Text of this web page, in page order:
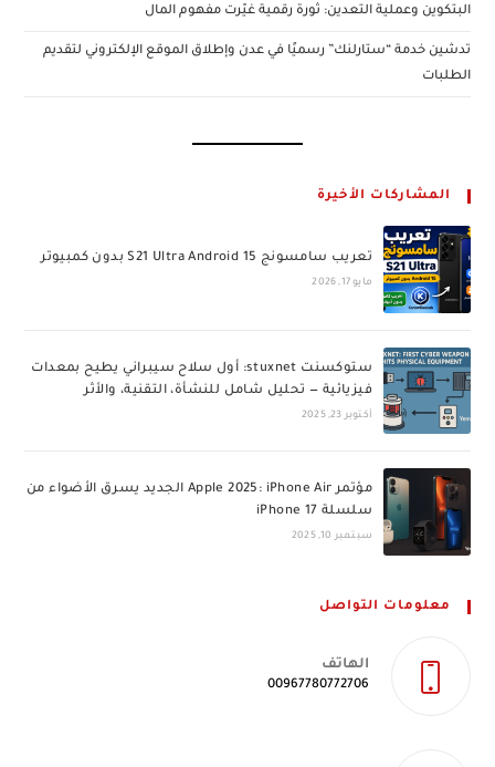
البتكوين وعملية التعدين: ثورة رقمية غيّرت مفهوم المال
تدشين خدمة “ستارلنك” رسميًا في عدن وإطلاق الموقع الإلكتروني لتقديم
الطلبات
المشاركات الأخيرة
تعريب سامسونج S21 Ultra Android 15 بدون كمبيوتر
مايو 17, 2026
ستوكسنت stuxnet: أول سلاح سيبراني يطيح بمعدات
فيزيائية — تحليل شامل للنشأة، التقنية، والأثر
أكتوبر 23, 2025
مؤتمر Apple 2025: iPhone Air الجديد يسرق الأضواء من
سلسلة iPhone 17
سبتمبر 10, 2025
معلومات التواصل
الهاتف
00967780772706